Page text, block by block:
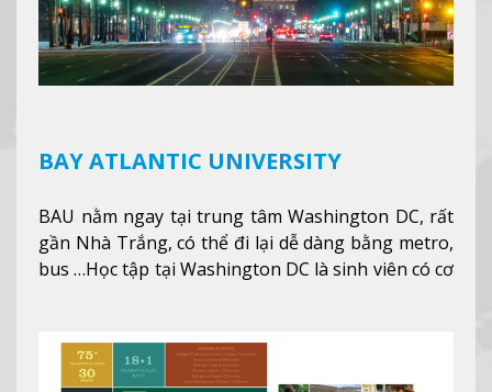
BAY ATLANTIC UNIVERSITY
BAU nằm ngay tại trung tâm Washington DC, rất
gần Nhà Trắng, có thể đi lại dễ dàng bằng metro,
bus …Học tập tại Washington DC là sinh viên có cơ
nghiệp ở Mỹ, #7 thành phố an toàn nhất trên Thế
Xem thêm